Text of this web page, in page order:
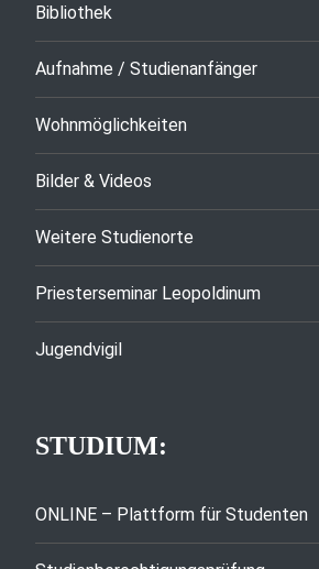
Bibliothek
Aufnahme / Studienanfänger
Wohnmöglichkeiten
Bilder & Videos
Weitere Studienorte
Priesterseminar Leopoldinum
Jugendvigil
STUDIUM:
ONLINE – Plattform für Studenten